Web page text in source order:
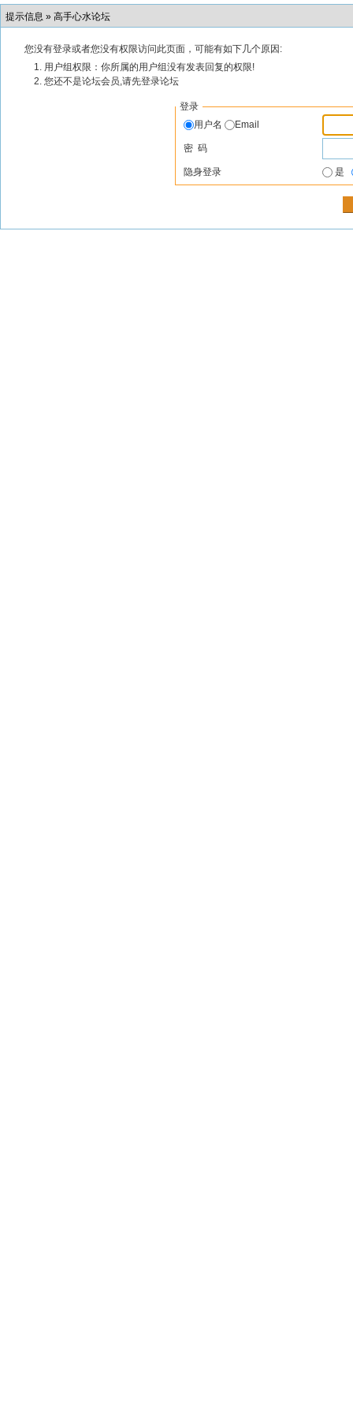
提示信息 » 高手心水论坛
您没有登录或者您没有权限访问此页面，可能有如下几个原因:
用户组权限：你所属的用户组没有发表回复的权限!
您还不是论坛会员,请先登录论坛
登录
用户名
Email
密 码
隐身登录 是